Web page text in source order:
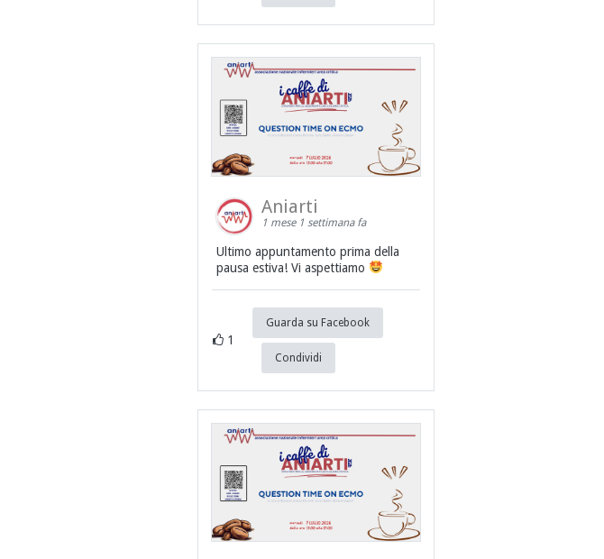
Aniarti
1 mese 1 settimana fa
Ultimo appuntamento prima della
pausa estiva! Vi aspettiamo
1
Guarda su Facebook
Condividi